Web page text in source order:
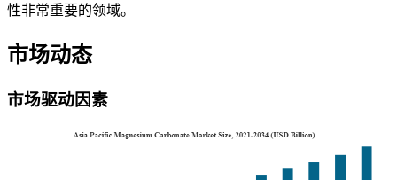
性非常重要的领域。
市场动态
市场驱动因素